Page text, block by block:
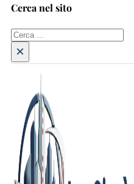
Cerca nel sito
Cerca
×